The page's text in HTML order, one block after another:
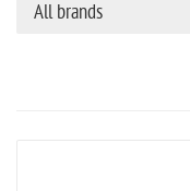
All brands